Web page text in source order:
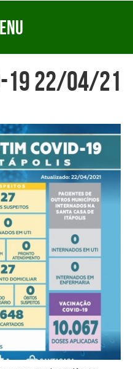
19 22/04/21